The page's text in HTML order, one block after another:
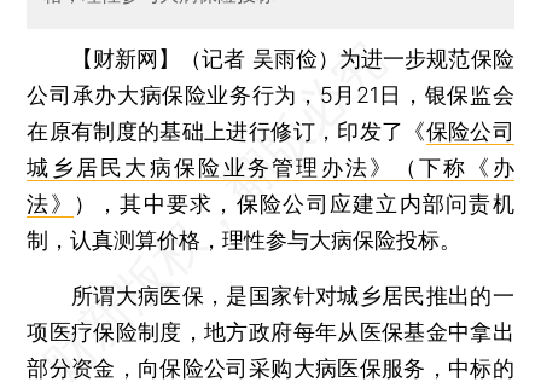
【财新网】（记者 吴雨俭） 为进一步规范保险
公司承办大病保险业务行为，5月21日，银保监会
在原有制度的基础上进行修订，印发了《保险公司
城乡居民大病保险业务管理办法》（下称《办
法》
），其中要求，保险公司应建立内部问责机
制，认真测算价格，理性参与大病保险投标。
所谓大病医保，是国家针对城乡居民推出的一
项医疗保险制度，地方政府每年从医保基金中拿出
部分资金，向保险公司采购大病医保服务，中标的